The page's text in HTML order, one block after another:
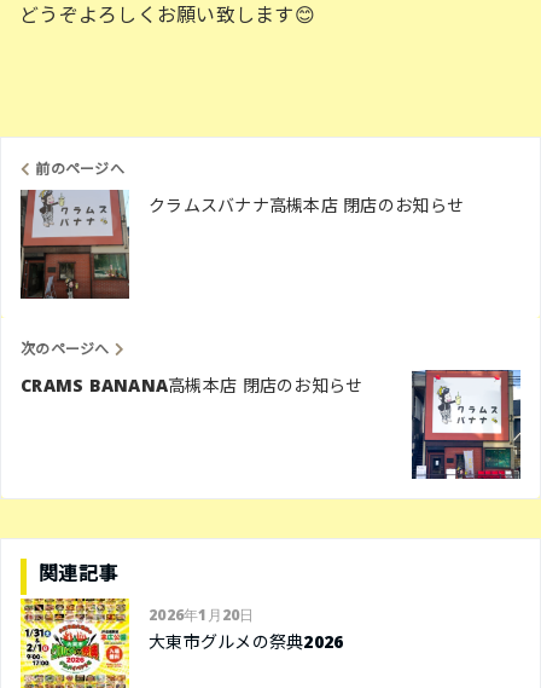
どうぞよろしくお願い致します😊
前のページへ
クラムスバナナ高槻本店 閉店のお知らせ
次のページへ
CRAMS BANANA高槻本店 閉店のお知らせ
関連記事
2026年1月20日
大東市グルメの祭典2026